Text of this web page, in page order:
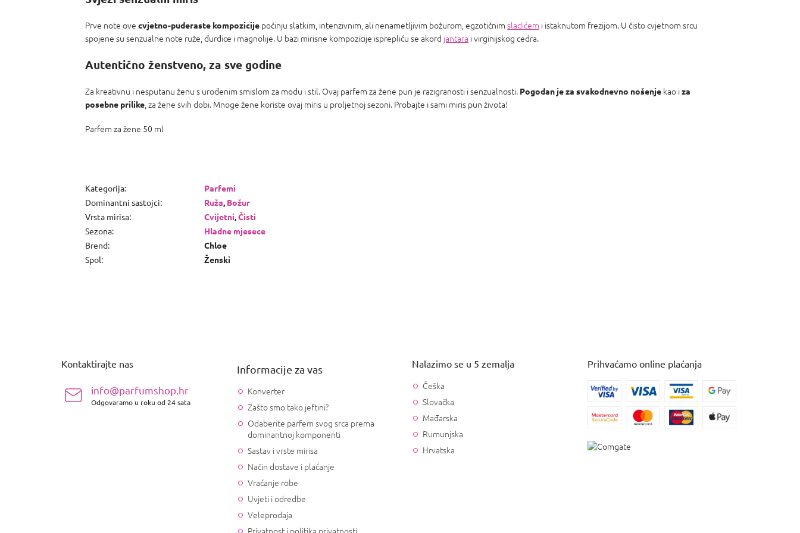
Prve note ove cvjetno-puderaste kompozicije počinju slatkim, intenzivnim, ali nenametljivim božurom, egzotičnim sladićem i istaknutom frezijom. U čisto cvjetnom srcu
spojene su senzualne note ruže, đurđice i magnolije. U bazi mirisne kompozicije isprepliću se akord jantara i virginijskog cedra.
Autentično ženstveno, za sve godine
Za kreativnu i nesputanu ženu s urođenim smislom za modu i stil. Ovaj parfem za žene pun je razigranosti i senzualnosti. Pogodan je za svakodnevno nošenje kao iza
posebne prilike , za žene svih dobi. Mnoge žene koriste ovaj miris u proljetnoj sezoni. Probajte i sami miris pun života!
Parfem za žene 50 ml
Kategorija:
Parfemi
Dominantni sastojci: Ruža, Božur
Vrsta mirisa: Cvijetni,Čisti
Sezona:
Hladne mjesece
Brend:
Chloe
Spol: Ženski
Kontaktirajte nas
info@parfumshop.hr
Odgovaramo u roku od 24 sata
Informacije za vas
Konverter
Zašto smo tako jeftini?
Odaberite parfem svog srca prema
dominantnoj komponenti
Sastav i vrste mirisa
Način dostave i plaćanje
Vraćanje robe
Uvjeti i odredbe
Veleprodaja
Privatnost i politika privatnosti
Nalazimo se u 5 zemalja
Češka
Slovačka
Mađarska
Rumunjska
Hrvatska
Prihvaćamo online plaćanja